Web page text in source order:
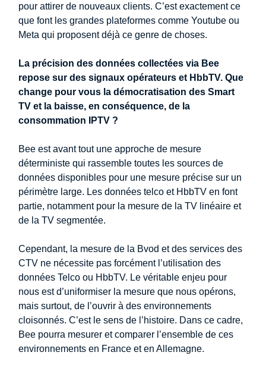
pour attirer de nouveaux clients. C’est exactement ce
que font les grandes plateformes comme Youtube ou
Meta qui proposent déjà ce genre de choses.
La précision des données collectées via Bee
repose sur des signaux opérateurs et HbbTV. Que
change pour vous la démocratisation des Smart
TV et la baisse, en conséquence, de la
consommation IPTV ?
Bee est avant tout une approche de mesure
déterministe qui rassemble toutes les sources de
données disponibles pour une mesure précise sur un
périmètre large. Les données telco et HbbTV en font
partie, notamment pour la mesure de la TV linéaire et
de la TV segmentée.
Cependant, la mesure de la Bvod et des services des
CTV ne nécessite pas forcément l’utilisation des
données Telco ou HbbTV. Le véritable enjeu pour
nous est d’uniformiser la mesure que nous opérons,
mais surtout, de l’ouvrir à des environnements
cloisonnés. C’est le sens de l’histoire. Dans ce cadre,
Bee pourra mesurer et comparer l’ensemble de ces
environnements en France et en Allemagne.